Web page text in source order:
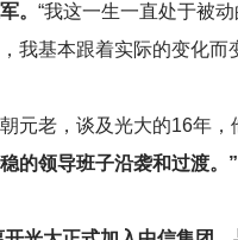
。 “我这一生一直处于被
我基本跟着实际的变化而
元老，谈及光大的16年，
的领导班子沿袭和过渡。”